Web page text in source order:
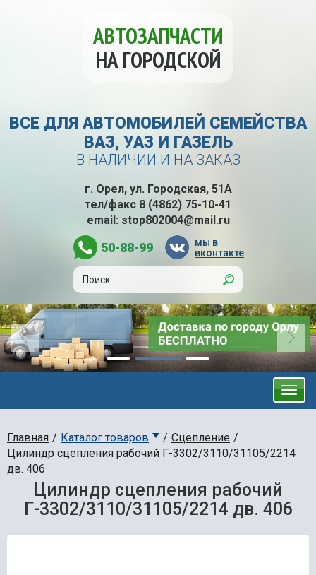
АВТОЗАПЧАСТИ
НА ГОРОДСКОЙ
ВСЕ ДЛЯ АВТОМОБИЛЕЙ СЕМЕЙСТВА
ВАЗ, УАЗ И ГАЗЕЛЬ
В НАЛИЧИИ И НА ЗАКАЗ
г. Орел, ул. Городская, 51А
тел/факс 8 (4862) 75-10-41
email: stop802004@mail.ru
50-88-99
мы в
вконтакте
Главная Каталог товаров
Сцепление
Цилиндр сцепления рабочий Г-3302/3110/31105/2214
дв. 406
Цилиндр сцепления рабочий
Г-3302/3110/31105/2214 дв. 406